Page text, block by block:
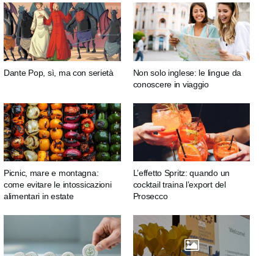
Dante Pop, sì, ma con serietà
Non solo inglese: le lingue da
conoscere in viaggio
Picnic, mare e montagna:
come evitare le intossicazioni
alimentari in estate
L’effetto Spritz: quando un
cocktail traina l’export del
Prosecco